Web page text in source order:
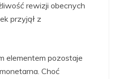
rewizji obecnych
przyjął z
elementem pozostaje
Choć